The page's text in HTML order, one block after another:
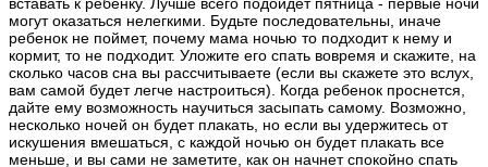
могут оказаться нелегкими. Будьте последовательны, иначе
ребенок не поймет, почему мама ночью то подходит к нему и
кормит, то не подходит. Уложите его спать вовремя и скажите, на
сколько часов сна вы рассчитываете (если вы скажете это вслух,
вам самой будет легче настроиться). Когда ребенок проснется,
дайте ему возможность научиться засыпать самому. Возможно,
несколько ночей он будет плакать, но если вы удержитесь от
искушения вмешаться, с каждой ночью он будет плакать все
меньше, и вы сами не заметите, как он начнет спокойно спать